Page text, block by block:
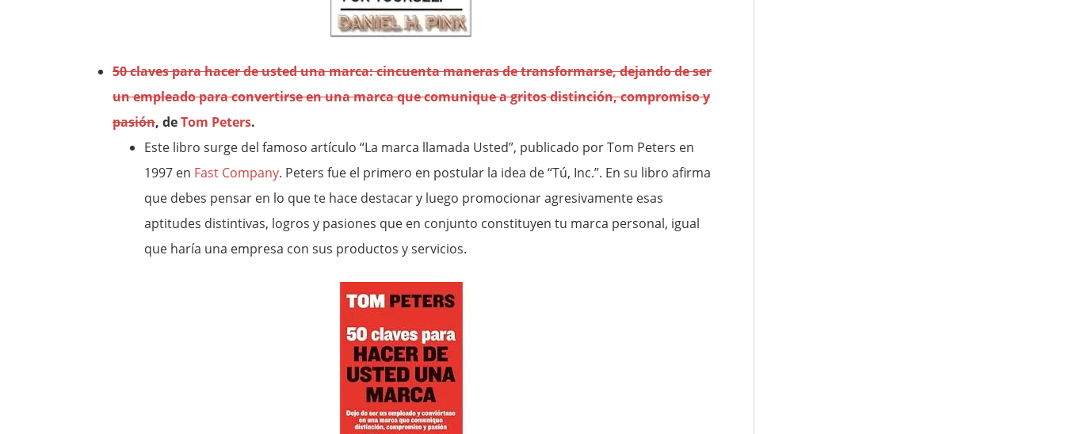
50 claves para hacer de usted una marca: cincuenta maneras de transformarse, dejando de ser
un empleado para convertirse en una marca que comunique a gritos distinción, compromiso y
pasión, deTom Peters.
Este libro surge del famoso artículo “La marca llamada Usted”, publicado por Tom Peters en
1997 en Fast Company. Peters fue el primero en postular la idea de “Tú, Inc.”. En su libro afirma
que debes pensar en lo que te hace destacar y luego promocionar agresivamente esas
aptitudes distintivas, logros y pasiones que en conjunto constituyen tu marca personal, igual
que haría una empresa con sus productos y servicios.